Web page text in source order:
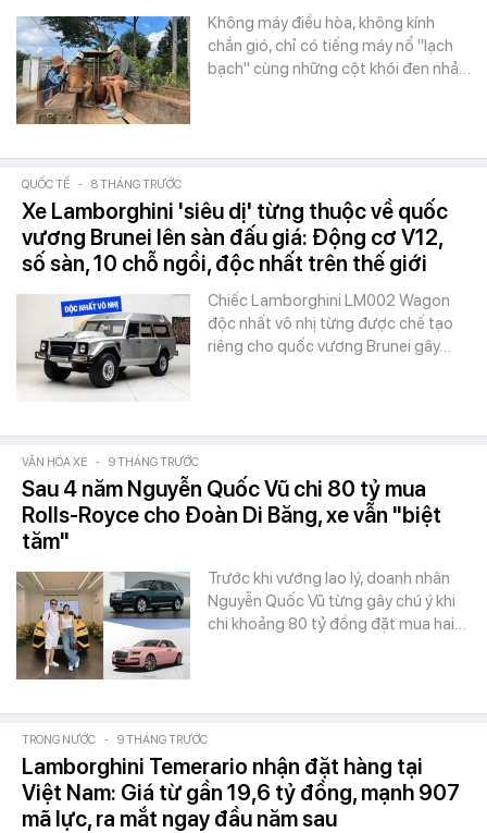
Không máy điều hòa, không kính
chắn gió, chỉ có tiếng máy nổ "lạch
bạch" cùng những cột khói đen nhả…
QUỐC TẾ - 8 THÁNG TRƯỚC
Xe Lamborghini 'siêu dị' từng thuộc về quốc
vương Brunei lên sàn đấu giá: Động cơ V12,
số sàn, 10 chỗ ngồi, độc nhất trên thế giới
Chiếc Lamborghini LM002 Wagon
độc nhất vô nhị từng được chế tạo
riêng cho quốc vương Brunei gây…
VĂN HÓA XE - 9 THÁNG TRƯỚC
Sau 4 năm Nguyễn Quốc Vũ chi 80 tỷ mua
Rolls-Royce cho Đoàn Di Băng, xe vẫn "biệt
tăm"
Trước khi vướng lao lý, doanh nhân
Nguyễn Quốc Vũ từng gây chú ý khi
chi khoảng 80 tỷ đồng đặt mua hai…
TRONG NƯỚC - 9 THÁNG TRƯỚC
Lamborghini Temerario nhận đặt hàng tại
Việt Nam: Giá từ gần 19,6 tỷ đồng, mạnh 907
mã lực, ra mắt ngay đầu năm sau